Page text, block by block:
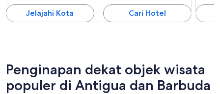
Jelajahi Kota Cari Hotel
Penginapan dekat objek wisata
populer di Antigua dan Barbuda